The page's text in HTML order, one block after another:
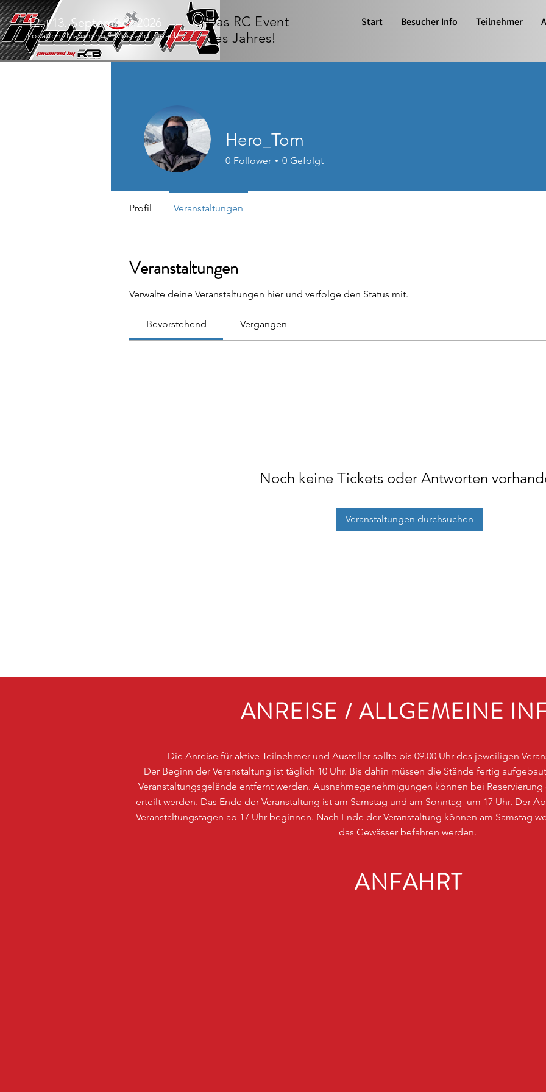
12.+13. September 2026
Location: Mamming - Mossandl Beach
Das RC Event
des Jahres!
Start Besucher Info Teilnehmer
Veranstaltungen
Verwalte deine Veranstaltungen hier und verfolge den Status mit.
Bevorstehend Vergangen
Noch keine Tickets oder Antworten
Veranstaltungen durchsuchen
Hero_Tom
0 Follower 0 Gefolgt
Profil Veranstaltungen
ANREISE / ALLGEMEINE
Die Anreise für aktive Teilnehmer und Austeller sollte bis 09.00 Uhr des jeweiligen
Der Beginn der Veranstaltung ist täglich 10 Uhr. Bis dahin müssen die Stände fertig
Veranstaltungsgelände entfernt werden. Ausnahmegenehmigungen können bei
erteilt werden. Das Ende der Veranstaltung ist am Samstag und am Sonntag um 17 Uhr. Der
Veranstaltungstagen ab 17 Uhr beginnen. Nach Ende der Veranstaltung können am Samstag
das Gewässer befahren werden.
ANFAHRT